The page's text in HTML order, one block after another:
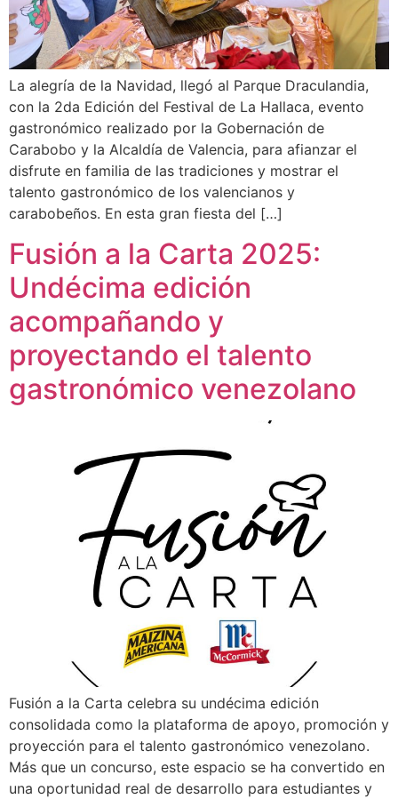
La alegría de la Navidad, llegó al Parque Draculandia,
con la 2da Edición del Festival de La Hallaca, evento
gastronómico realizado por la Gobernación de
Carabobo y la Alcaldía de Valencia, para afianzar el
disfrute en familia de las tradiciones y mostrar el
talento gastronómico de los valencianos y
carabobeños. En esta gran fiesta del […]
Fusión a la Carta 2025:
Undécima edición
acompañando y
proyectando el talento
gastronómico venezolano
Fusión a la Carta celebra su undécima edición
consolidada como la plataforma de apoyo, promoción y
proyección para el talento gastronómico venezolano.
Más que un concurso, este espacio se ha convertido en
una oportunidad real de desarrollo para estudiantes y